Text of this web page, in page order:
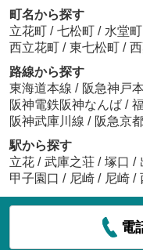
町名から探す
立花町 / 七松町 / 水堂町
西立花町 / 東七松町 /
路線から探す
東海道本線 / 阪急神戸
阪神電鉄阪神なんば /
阪神武庫川線 / 阪急京
駅から探す
立花 / 武庫之荘 / 塚口 /
甲子園口 / 尼崎 / 尼崎 /
電